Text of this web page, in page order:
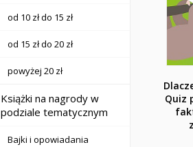
od 10 zł do 15 zł
od 15 zł do 20 zł
powyżej 20 zł
Książki na nagrody w
podziale tematycznym
Bajki i opowiadania
Quiz